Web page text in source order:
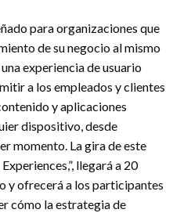
para organizaciones que
de su negocio al mismo
experiencia de usuario
a los empleados y clientes
y aplicaciones
dispositivo, desde
momento. La gira de este
llegará a 20
y ofrecerá a los participantes
cómo la estrategia de